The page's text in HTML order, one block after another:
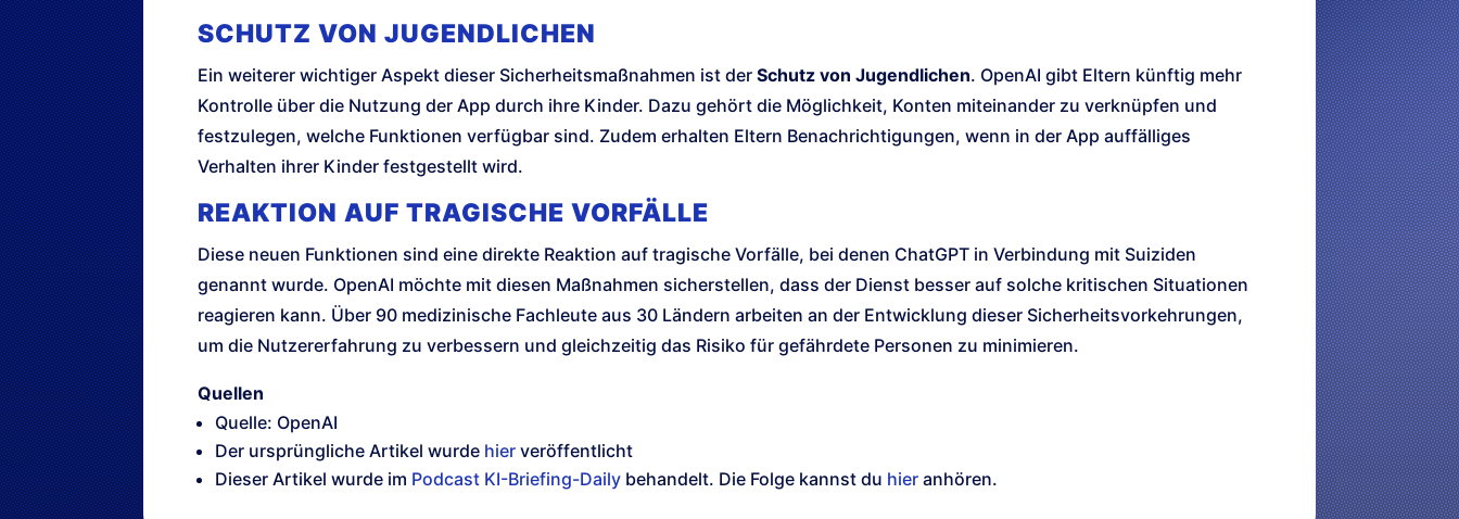
SCHUTZ VON JUGENDLICHEN
Ein weiterer wichtiger Aspekt dieser Sicherheitsmaßnahmen ist der Schutz von Jugendlichen. OpenAI gibt Eltern künftig mehr
Kontrolle über die Nutzung der App durch ihre Kinder. Dazu gehört die Möglichkeit, Konten miteinander zu verknüpfen und
festzulegen, welche Funktionen verfügbar sind. Zudem erhalten Eltern Benachrichtigungen, wenn in der App auffälliges
Verhalten ihrer Kinder festgestellt wird.
REAKTION AUF TRAGISCHE VORFÄLLE
Diese neuen Funktionen sind eine direkte Reaktion auf tragische Vorfälle, bei denen ChatGPT in Verbindung mit Suiziden
genannt wurde. OpenAI möchte mit diesen Maßnahmen sicherstellen, dass der Dienst besser auf solche kritischen Situationen
reagieren kann. Über 90 medizinische Fachleute aus 30 Ländern arbeiten an der Entwicklung dieser Sicherheitsvorkehrungen,
um die Nutzererfahrung zu verbessern und gleichzeitig das Risiko für gefährdete Personen zu minimieren.
Quellen
Quelle: OpenAI
Der ursprüngliche Artikel wurde hier veröffentlicht
Dieser Artikel wurde im Podcast KI-Briefing-Daily behandelt. Die Folge kannst du hier anhören.